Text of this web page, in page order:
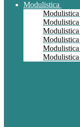
Modulistica
Modulistica
Modulistica